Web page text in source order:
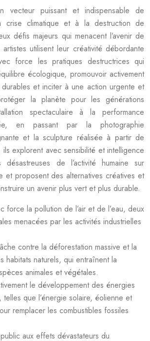
vecteur puissant et indispensable de
crise climatique et à la destruction de
défis majeurs qui menacent l’avenir de
utilisent leur créativité débordante
force les pratiques destructrices qui
écologique, promouvoir activement
et inciter à une action urgente et
la planète pour les générations
spectaculaire à la performance
en passant par la photographie
et la sculpture réalisée à partir de
ils explorent avec sensibilité et intelligence
désastreuses de l’activité humaine sur
et proposent des alternatives créatives et
un avenir plus vert et plus durable.
force la pollution de l’air et de l’eau, deux
menacées par les activités industrielles
contre la déforestation massive et la
habitats naturels, qui entraînent la
animales et végétales.
le développement des énergies
telles que l’énergie solaire, éolienne et
remplacer les combustibles fossiles
aux effets dévastateurs du